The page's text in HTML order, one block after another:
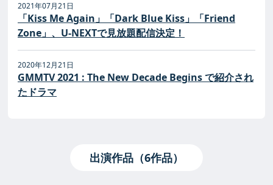
2021年07月21日
「Kiss Me Again」「Dark Blue Kiss」「Friend
Zone」、U-NEXTで見放題配信決定！
2020年12月21日
GMMTV 2021 : The New Decade Begins で紹介され
たドラマ
出演作品（6作品）